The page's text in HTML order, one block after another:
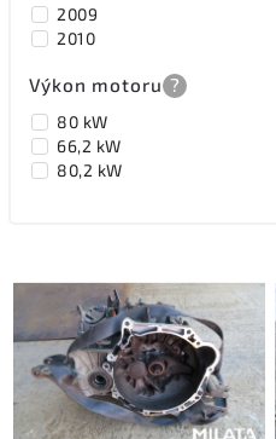
2009
2010
Výkon motoru ?
80 kW
66,2 kW
80,2 kW